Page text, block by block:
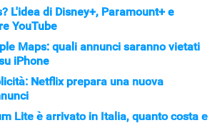
L'idea di Disney+, Paramount+ e
YouTube
Maps: quali annunci saranno vietati
iPhone
Netflix prepara una nuova
Lite è arrivato in Italia, quanto costa e